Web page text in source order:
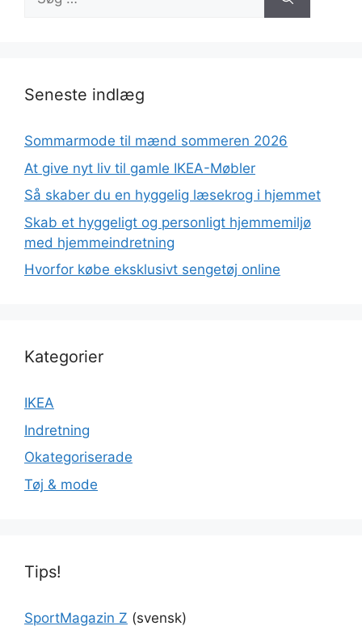
efter:
Seneste indlæg
Sommarmode til mænd sommeren 2026
At give nyt liv til gamle IKEA-Møbler
Så skaber du en hyggelig læsekrog i hjemmet
Skab et hyggeligt og personligt hjemmemiljø
med hjemmeindretning
Hvorfor købe eksklusivt sengetøj online
Kategorier
IKEA
Indretning
Okategoriserade
Tøj & mode
Tips!
SportMagazin Z (svensk)